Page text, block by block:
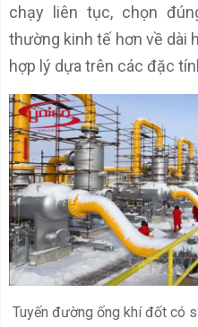
chạy liên tục, chọn
thường kinh tế hơn về dài
hợp lý dựa trên các đặc
Tuyến đường ống khí đốt có